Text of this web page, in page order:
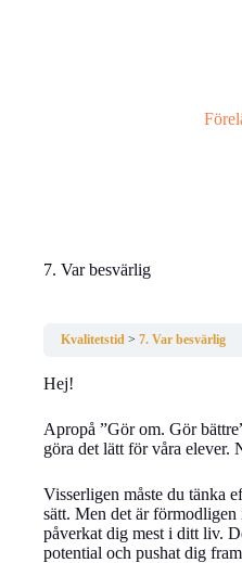
7. Var besvärlig
Kvalitetstid 7. Var besvärlig
Hej!
Apropå ”Gör om. Gör
göra det lätt för våra elever.
Visserligen måste du tänka
sätt. Men det är förmodligen
påverkat dig mest i ditt liv.
potential och pushat dig